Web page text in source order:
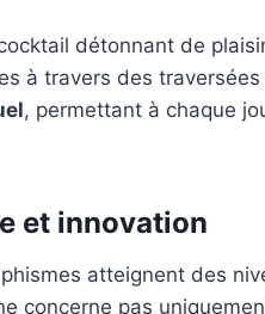
détonnant de
à travers des
, permettant à chaque
et innovation
atteignent des
pas